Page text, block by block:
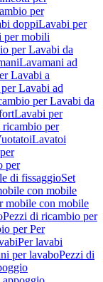
per
doppiLavabi per
per mobili
per Lavabi da
Lavamani ad
Lavabi a
Lavabi ad
per Lavabi da
Lavabi per
ricambio per
Lavatoi
per
di fissaggioSet
con mobile
mobile con mobile
Pezzi di ricambio per
per Per
Per lavabi
per lavaboPezzi di